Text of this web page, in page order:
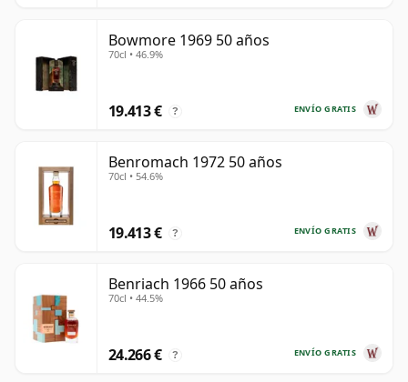
Bowmore 1969 50 años
70cl • 46.9%
ENVÍO GRATIS
19.413 € ?
Benromach 1972 50 años
70cl • 54.6%
ENVÍO GRATIS
19.413 € ?
Benriach 1966 50 años
70cl • 44.5%
ENVÍO GRATIS
24.266 € ?